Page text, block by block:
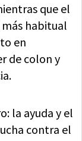
que el
habitual
en
de colon y
la ayuda y el
contra el